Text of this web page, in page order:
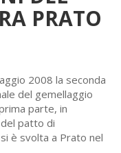
PRATO
2008 la seconda
del gemellaggio
parte, in
patto di
è svolta a Prato nel